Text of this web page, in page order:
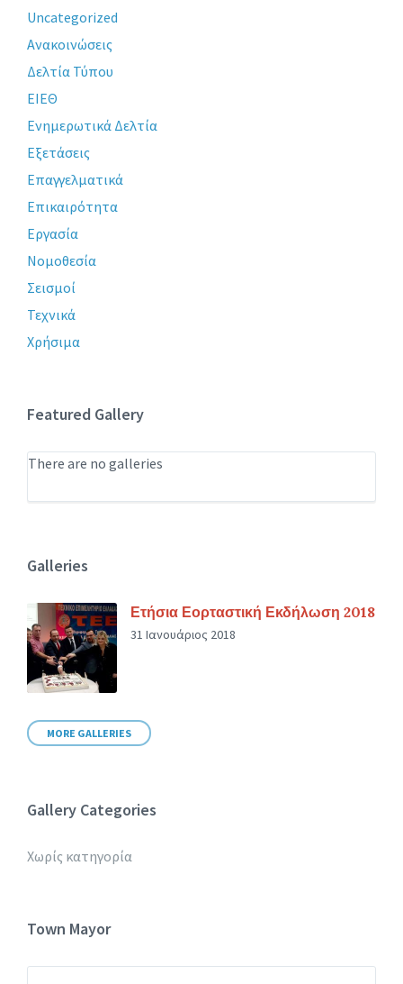
Uncategorized
Ανακοινώσεις
Δελτία Τύπου
ΕΙΕΘ
Ενημερωτικά Δελτία
Εξετάσεις
Επαγγελματικά
Επικαιρότητα
Εργασία
Νομοθεσία
Σεισμοί
Τεχνικά
Χρήσιμα
Featured Gallery
There are no galleries
Galleries
Ετήσια Εορταστική Εκδήλωση 2018
31 Ιανουάριος 2018
MORE GALLERIES
Gallery Categories
Χωρίς κατηγορία
Town Mayor